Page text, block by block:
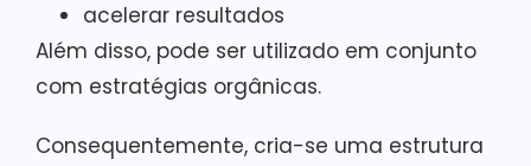
acelerar resultados
Além disso, pode ser utilizado em conjunto
com estratégias orgânicas.
Consequentemente, cria-se uma estrutura